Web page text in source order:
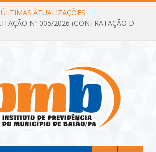
ÚLTIMAS ATUALIZAÇÕES:
DISPENSA DE LICITAÇÃO Nº 005/2026 (CONTRATAÇÃO DE SERVIÇOS TÉCNICOS DE CONSULTORIA E ASSESSORIA EM LICITAÇÃO COM ANÁLISE E ACOMPANHAMENTO DE PROCESSOS LICITATÓRIOS PARA ATENDER AS NECESSIDADES DO INSTITUTO DE PREVIDÊNCIA DO MUNICÍPIO DE BAIÃO – IPMB)